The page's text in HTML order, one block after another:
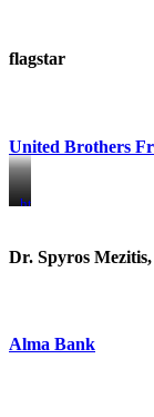
flagstar
United Brothers
https://
https://
Dr. Spyros
Alma Bank